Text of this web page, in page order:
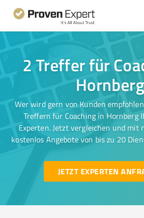
2 Treffer für
Hornberg
Wer wird gern von Kunden
Treffern für Coaching in Hornberg
Experten. Jetzt vergleichen und mit
kostenlos Angebote von bis zu 20
JETZT EXPERTEN